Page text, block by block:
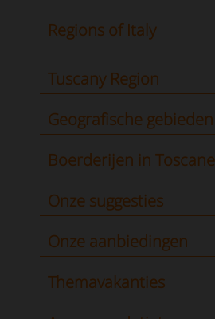
Regions of Italy
Tuscany Region
Geografische gebieden
Boerderijen in Toscane
Onze suggesties
Onze aanbiedingen
Themavakanties